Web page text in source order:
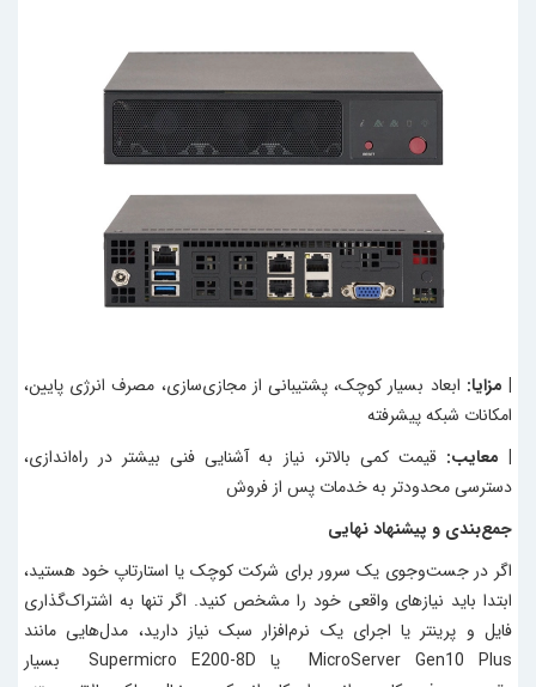
| مزایا: ابعاد بسیار کوچک، پشتیبانی از مجازی‌سازی، مصرف انرژی پایین،
امکانات شبکه پیشرفته
| معایب:قیمت کمی بالاتر، نیاز به آشنایی فنی بیشتر در راه‌اندازی،
دسترسی محدودتر به خدمات پس از فروش
جمع‌بندی و پیشنهاد نهایی
اگر در جست‌وجوی یک سرور برای شرکت کوچک یا استارتاپ خود هستید،
ابتدا باید نیازهای واقعی خود را مشخص کنید. اگر تنها به اشتراک‌گذاری
فایل و پرینتر یا اجرای یک نرم‌افزار سبک نیاز دارید، مدل‌هایی مانند
MicroServer Gen10 Plus یا Supermicro E200-8D بسیار